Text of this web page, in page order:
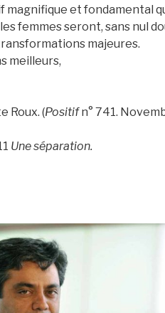
magnifique et fondamental
les femmes seront, sans nul
majeures.
meilleurs,
Roux. (Positifn° 741.
Une séparation.